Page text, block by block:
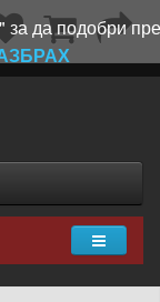
за да подобри